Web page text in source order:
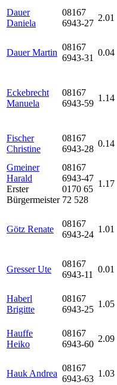
Dauer
Daniela
08167
6943-27
2.01
Dauer Martin
08167
6943-31
0.04
Eckebrecht
Manuela
08167
6943-59
1.14
Fischer
Christine
08167
6943-28
0.14
Gmeiner
Harald
Erster
Bürgermeister
08167
6943-47
0170 65
72 528
1.17
Götz Renate
08167
6943-24
1.01
Gresser Ute
08167
6943-11
0.01
Haberl
Brigitte
08167
6943-25
1.05
Hauffe
Heiko
08167
6943-60
2.09
Hauk Andrea
08167
6943-63
1.03